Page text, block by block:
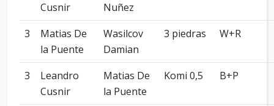
Cusnir
Nuñez
3
Matias De
la Puente
Wasilcov
Damian
3 piedras W+R
3
Leandro
Cusnir
Matias De
la Puente
Komi 0,5 B+P